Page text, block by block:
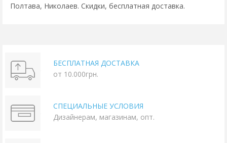
Полтава, Николаев. Скидки, бесплатная доставка.
БЕСПЛАТНАЯ ДОСТАВКА
от 10.000грн.
СПЕЦИАЛЬНЫЕ УСЛОВИЯ
Дизайнерам, магазинам, опт.